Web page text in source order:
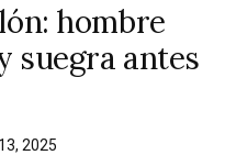
hombre
suegra antes
2025